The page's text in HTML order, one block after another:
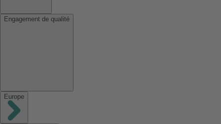
Engagement de qualité
Europe